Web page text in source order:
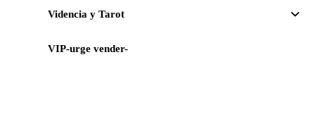
Videncia y Tarot
VIP-urge vender-